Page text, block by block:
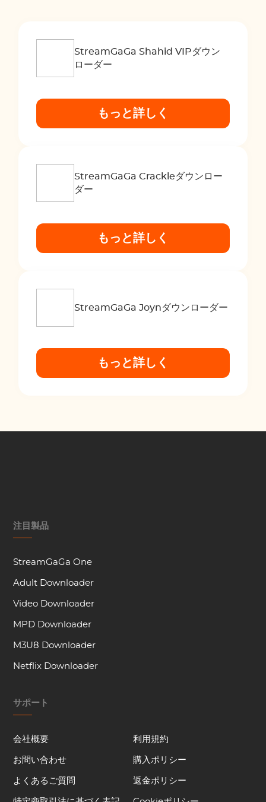
StreamGaGa Shahid VIPダウン
ローダー
もっと詳しく
StreamGaGa Crackleダウンロー
ダー
もっと詳しく
StreamGaGa Joynダウンローダー
もっと詳しく
注目製品
StreamGaGa One
Adult Downloader
Video Downloader
MPD Downloader
M3U8 Downloader
Netflix Downloader
サポート
会社概要
お問い合わせ
よくあるご質問
利用規約
購入ポリシー
返金ポリシー